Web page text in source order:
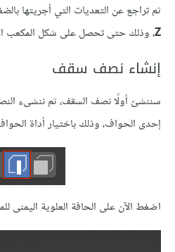
ثم تراجع عن التعديات التي أجريتها
Z، وذلك حتى تحصل على شكل المكعب
إنشاء نصف سقف
سننشئ أولًا نصف السقف، ثم ننشىء
إحدى الحواف، وذلك باختيار أداة
اضغط الآن على الحافة العلوية اليمنى